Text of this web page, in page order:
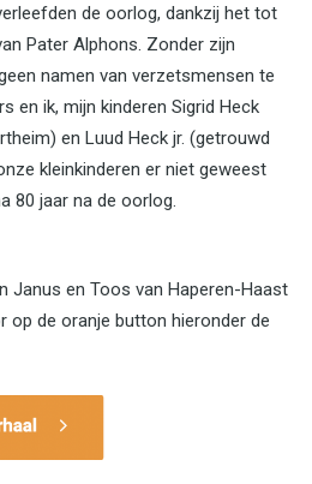
de oorlog, dankzij het tot
Pater Alphons. Zonder zijn
namen van verzetsmensen te
en ik, mijn kinderen Sigrid Heck
en Luud Heck jr. (getrouwd
kleinkinderen er niet geweest
80 jaar na de oorlog.
Janus en Toos van Haperen-Haast
op de oranje button hieronder de